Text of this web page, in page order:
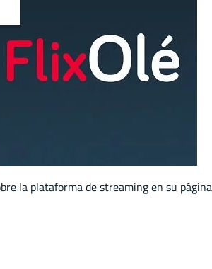
la plataforma de streaming en su